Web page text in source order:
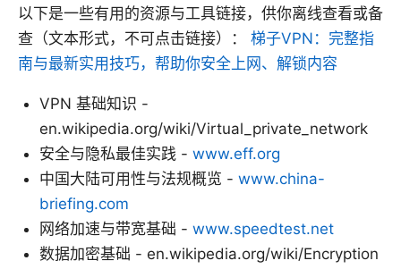
以下是一些有用的资源与工具链接，供你离线查看或备
查（文本形式，不可点击链接）： 梯子VPN：完整指
南与最新实用技巧，帮助你安全上网、解锁内容
VPN 基础知识 -
en.wikipedia.org/wiki/Virtual_private_network
安全与隐私最佳实践 - www.eff.org
中国大陆可用性与法规概览 - www.china-
briefing.com
网络加速与带宽基础 - www.speedtest.net
数据加密基础 - en.wikipedia.org/wiki/Encryption